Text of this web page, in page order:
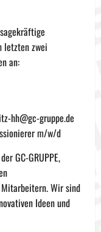
letzten zwei
an:
hh@gc-gruppe.de
m/w/d
GC-GRUPPE,
Wir sind
Ideen und